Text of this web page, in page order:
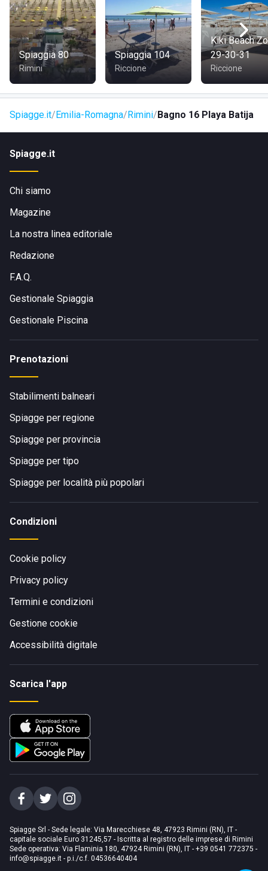
Spiaggia 80
Rimini
Spiaggia 104
Riccione
Kiki Beach
29-30-31
Riccione
Spiagge.it Emilia-Romagna Rimini Bagno 16 Playa Batija
Spiagge.it
Chi siamo
Magazine
La nostra linea editoriale
Redazione
F.A.Q.
Gestionale Spiaggia
Gestionale Piscina
Prenotazioni
Stabilimenti balneari
Spiagge per regione
Spiagge per provincia
Spiagge per tipo
Spiagge per località più popolari
Condizioni
Cookie policy
Privacy policy
Termini e condizioni
Gestione cookie
Accessibilità digitale
Scarica l'app
Spiagge Srl - Sede legale: Via Marecchiese 48, 47923 Rimini (RN), IT -
capitale sociale Euro 31245,57 - Iscritta al registro delle imprese di Rimini
Sede operativa: Via Flaminia 180, 47924 Rimini (RN), IT - +39 0541 772375 -
info@spiagge.it - p.i./c.f. 04536640404